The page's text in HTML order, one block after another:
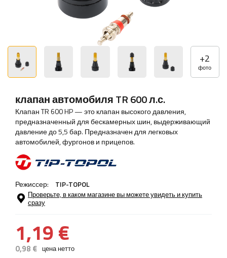
+2
фото
клапан автомобиля TR 600 л.с.
Клапан TR 600 HP — это клапан высокого давления,
предназначенный для бескамерных шин, выдерживающий
давление до 5,5 бар. Предназначен для легковых
автомобилей, фургонов и прицепов.
Режиссер: TIP-TOPOL
Проверьте, в каком магазине вы можете увидеть и купить
сразу
1,19 €
0,98 € цена нетто